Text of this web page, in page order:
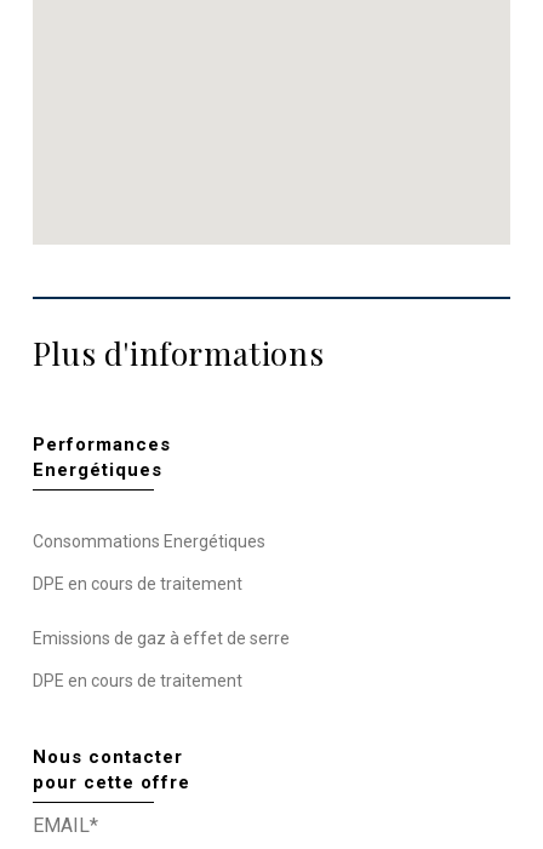
Plus d'informations
Performances
Energétiques
Consommations Energétiques
DPE en cours de traitement
Emissions de gaz à effet de serre
DPE en cours de traitement
Nous contacter
pour cette offre
EMAIL*